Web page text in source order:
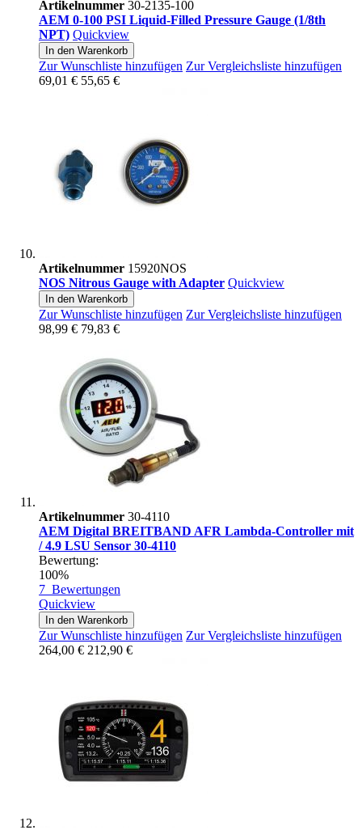
Artikelnummer 30-2135-100
AEM 0-100 PSI Liquid-Filled Pressure Gauge (1/8th
NPT) Quickview
In den Warenkorb
Zur Wunschliste hinzufügen Zur Vergleichsliste hinzufügen
69,01 € 55,65 €
Artikelnummer 15920NOS
NOS Nitrous Gauge with Adapter Quickview
In den Warenkorb
Zur Wunschliste hinzufügen Zur Vergleichsliste hinzufügen
98,99 € 79,83 €
Artikelnummer 30-4110
AEM Digital BREITBAND AFR Lambda-Controller mit
/ 4.9 LSU Sensor 30-4110
Bewertung:
100%
7 Bewertungen
Quickview
In den Warenkorb
Zur Wunschliste hinzufügen Zur Vergleichsliste hinzufügen
264,00 € 212,90 €